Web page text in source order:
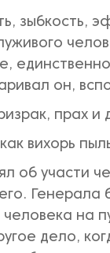
зыбкость,
он,
прах и
вихорь
об участи
человека на
дело,